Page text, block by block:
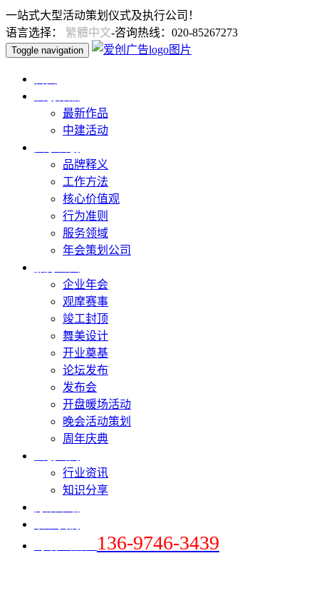
一站式大型活动策划仪式及执行公司！
语言选择： 繁體中文-咨询热线：020-85267273
Toggle navigation
最新作品
中建活动
品牌释义
工作方法
核心价值观
行为准则
服务领域
年会策划公司
企业年会
观摩赛事
竣工封顶
舞美设计
开业奠基
论坛发布
发布会
开盘暖场活动
晚会活动策划
周年庆典
行业资讯
知识分享
136-9746-3439